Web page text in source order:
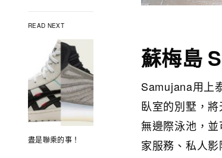
READ NEXT
盡是聯乘的事！
蘇梅島
Samujana用上
臥室的別墅，
無邊際泳池，
家服務、私人